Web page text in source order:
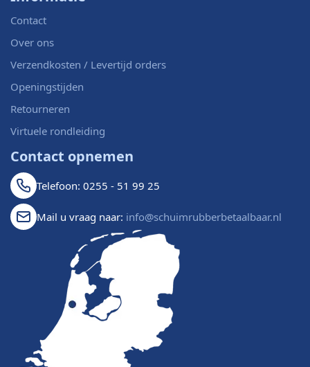
Contact
Over ons
Verzendkosten / Levertijd orders
Openingstijden
Retourneren
Virtuele rondleiding
Contact opnemen
Telefoon: 0255 - 51 99 25
Mail u vraag naar: info@schuimrubberbetaalbaar.nl